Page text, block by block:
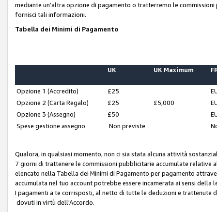
mediante un’altra opzione di pagamento o tratterremo le
fornisci tali informazioni.
Tabella dei Minimi di Pagamento
UK UK Maximum
Opzione 1 (Accredito) £25
Opzione 2 (Carta Regalo)
£25 £5,000
Opzione 3 (Assegno)
£50
Spese gestione assegno
Non previste
Qualora, in qualsiasi momento, non ci sia stata alcuna attività
7 giorni di trattenere le commissioni pubblicitarie accumulate
elencato nella Tabella dei Minimi di Pagamento per pagamento
accumulata nel tuo account potrebbe essere incamerata ai sensi
I pagamenti a te corrisposti, al netto di tutte le deduzioni e trattenute
dovuti in virtù dell'Accordo.